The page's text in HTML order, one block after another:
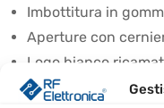
Imbottitura in
Aperture con
Logo bianco
Fori per maniglia